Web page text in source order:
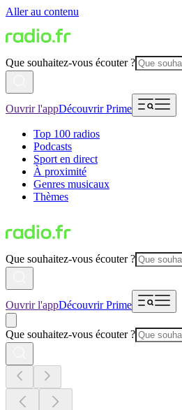
Aller au contenu
Que souhaitez-vous écouter ?
Ouvrir l'appDécouvrir Prime
Top 100 radios
Podcasts
Sport en direct
À proximité
Genres musicaux
Thèmes
Que souhaitez-vous écouter ?
Ouvrir l'appDécouvrir Prime
Que souhaitez-vous écouter ?